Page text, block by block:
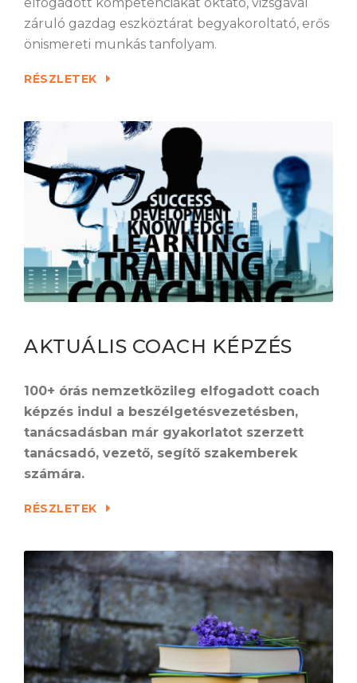
záruló gazdag eszköztárat begyakoroltató, erős
önismereti munkás tanfolyam.
RÉSZLETEK
AKTUÁLIS COACH KÉPZÉS
100+ órás nemzetközileg elfogadott coach
képzés indul a beszélgetésvezetésben,
tanácsadásban már gyakorlatot szerzett
tanácsadó, vezető, segítő szakemberek
számára.
RÉSZLETEK